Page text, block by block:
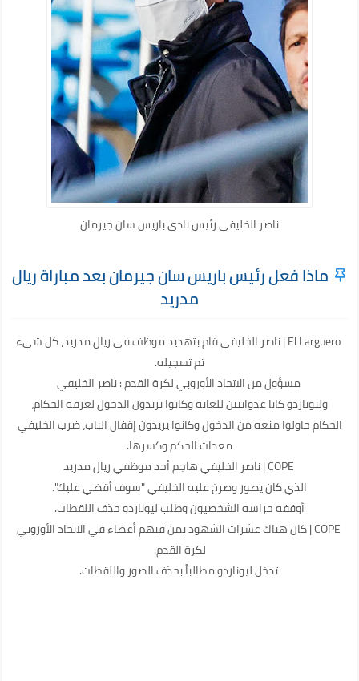
ناصر الخليفي رئيس نادي باريس سان جيرمان
ماذا فعل رئيس باريس سان جيرمان بعد مباراة ريال
مدريد
El Larguero | ناصر الخليفي قام بتهديد موظف في ريال مدريد، كل شيء
تم تسجيله.
مسؤول من الاتحاد الأوروبي لكرة القدم : ناصر الخليفي
وليوناردو كانا عدوانيين للغاية وكانوا يريدون الدخول لغرفة الحكام،
الحكام حاولوا منعه من الدخول وكانوا يريدون إقفال الباب، ضرب الخليفي
معدات الحكم وكسرها.
الذي كان يصور وصرخ عليه الخليفي "سوف أقضي عليك".
أوقفه حراسه الشخصيون وطلب ليوناردو حذف اللقطات.
COPE | كان هناك عشرات الشهود بمن فيهم أعضاء في الاتحاد الأوروبي
لكرة القدم.
تدخل ليوناردو مطالباً بحذف الصور واللقطات.